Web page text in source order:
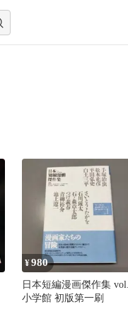
¥980
日本短編漫画傑作集
小学館 初版第一刷